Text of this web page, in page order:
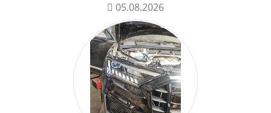
05.08.2026